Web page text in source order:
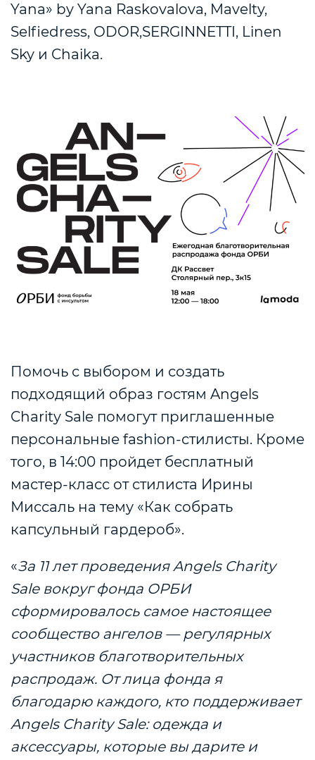
Yana» by Yana Raskovalova, Mavelty,
Selfiedress, ODOR,SERGINNETTI, Linen
Sky и Chaika.
Помочь с выбором и создать
подходящий образ гостям Angels
Charity Sale помогут приглашенные
персональные fashion-стилисты. Кроме
того, в 14:00 пройдет бесплатный
мастер-класс от стилиста Ирины
Миссаль на тему «Как собрать
капсульный гардероб».
«За 11 лет проведения Angels Charity
Sale вокруг фонда ОРБИ
сформировалось самое настоящее
сообщество ангелов — регулярных
участников благотворительных
распродаж. От лица фонда я
благодарю каждого, кто поддерживает
Angels Charity Sale: одежда и
аксессуары, которые вы дарите и